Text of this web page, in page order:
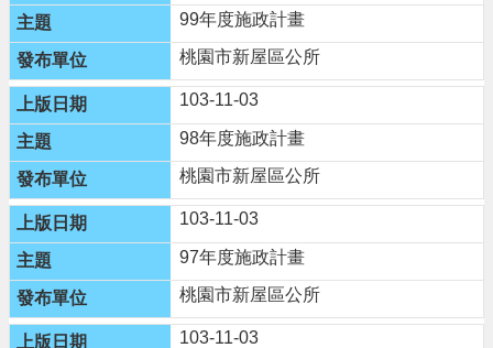
告
網
站
安
全
政
策
99年度施政計畫
桃園市新屋區公所
103-11-03
98年度施政計畫
桃園市新屋區公所
103-11-03
97年度施政計畫
桃園市新屋區公所
103-11-03